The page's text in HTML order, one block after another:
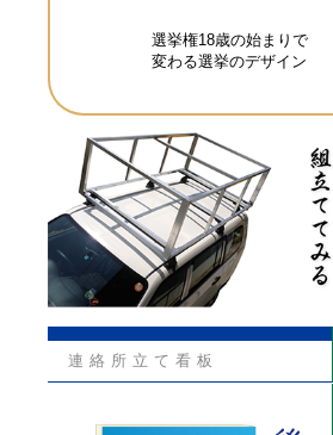
選挙権18歳の始まりで
変わる選挙のデザイン
連絡所立て看板